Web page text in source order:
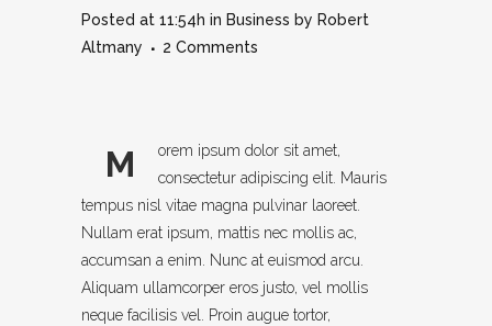
Posted at 11:54h in Business by Robert
Altmany
2 Comments
M
orem ipsum dolor sit amet,
consectetur adipiscing elit. Mauris
tempus nisl vitae magna pulvinar laoreet.
Nullam erat ipsum, mattis nec mollis ac,
accumsan a enim. Nunc at euismod arcu.
Aliquam ullamcorper eros justo, vel mollis
neque facilisis vel. Proin augue tortor,